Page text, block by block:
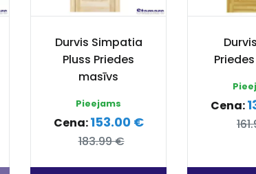
Durvis Simpatia
Pluss Priedes
masīvs
Pieejams
Cena:153.00 €
183.99 €
Cena: